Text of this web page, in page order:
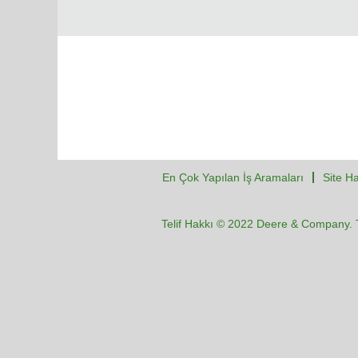
En Çok Yapılan İş Aramaları Site
Telif Hakkı © 2022 Deere & Company.